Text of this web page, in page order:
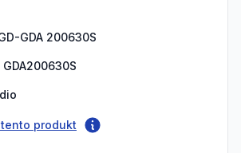
GDA 200630S
GDA200630S
produkt